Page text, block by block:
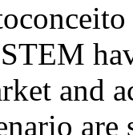
and